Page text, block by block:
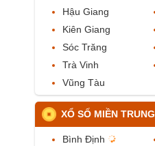
Hậu Giang
Kiên Giang
Sóc Trăng
Trà Vinh
Vũng Tàu
XỔ SỐ MIỀN TRUNG
Bình Định